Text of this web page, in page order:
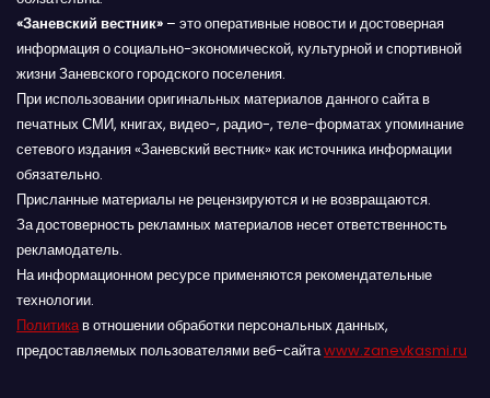
«Заневский вестник» – это оперативные новости и достоверная
информация о социально-экономической, культурной и спортивной
жизни Заневского городского поселения.
При использовании оригинальных материалов данного сайта в
печатных СМИ, книгах, видео-, радио-, теле-форматах упоминание
сетевого издания «Заневский вестник» как источника информации
обязательно.
Присланные материалы не рецензируются и не возвращаются.
За достоверность рекламных материалов несет ответственность
рекламодатель.
На информационном ресурсе применяются рекомендательные
технологии.
Политикав отношении обработки персональных данных,
предоставляемых пользователями веб-сайтаwww.zanevkasmi.ru